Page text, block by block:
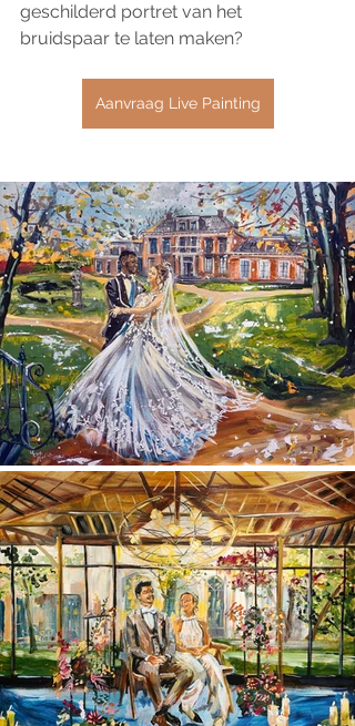
geschilderd portret van het
bruidspaar te laten maken?
Aanvraag Live Painting